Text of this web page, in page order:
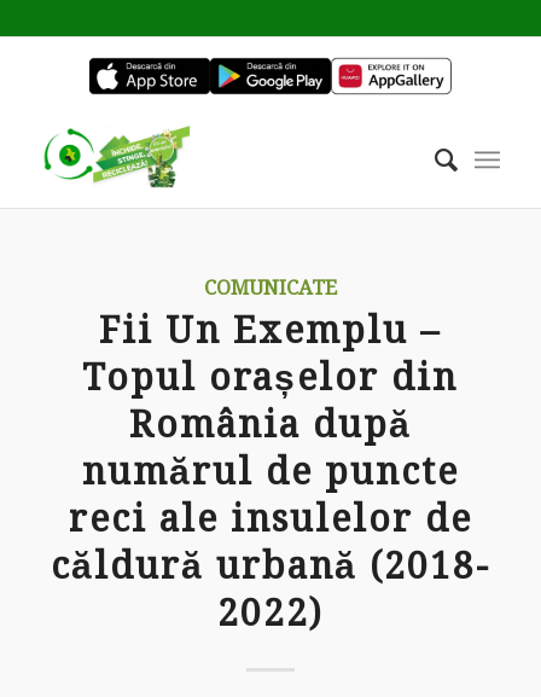
COMUNICATE
Fii Un Exemplu –
Topul orașelor din
România după
numărul de puncte
reci ale insulelor de
căldură urbană (2018-
2022)